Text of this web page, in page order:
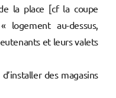
la place [cf la coupe
logement au-dessus,
et leurs valets
des magasins